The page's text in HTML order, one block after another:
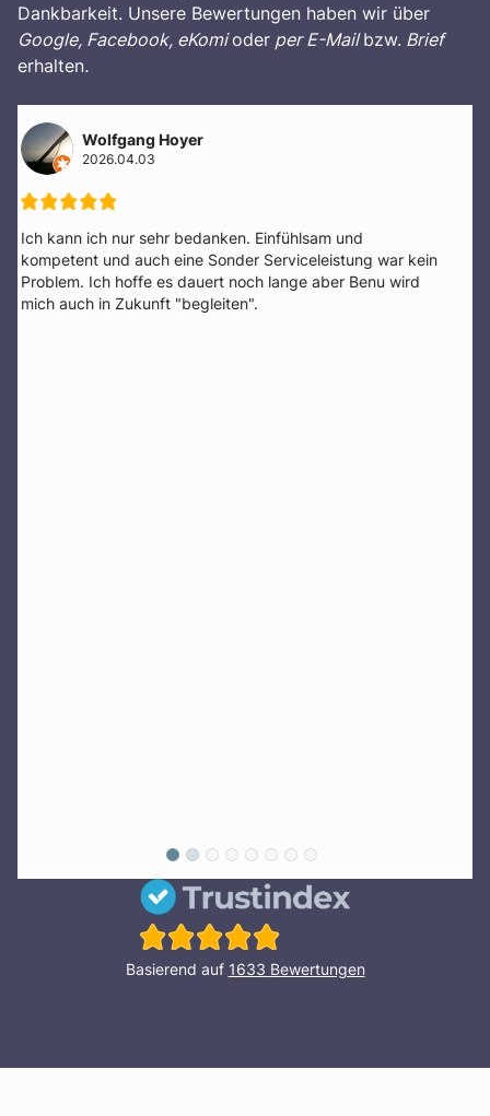
Dankbarkeit. Unsere Bewertungen haben wir über
Google, Facebook, eKomioder per E-Mailbzw. Brief
erhalten.
Thomas Proksch
2026.03.31
Sehr bemüht und empathisch
Basierend auf 1633 Bewertungen